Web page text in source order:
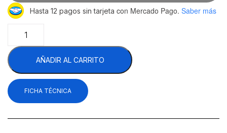
Hasta 12 pagos sin tarjeta con Mercado Pago. Saber más
REBAC-
363
Rebanadora
Automática
Para
Carne
Semi
AÑADIR AL CARRITO
FICHA TÉCNICA